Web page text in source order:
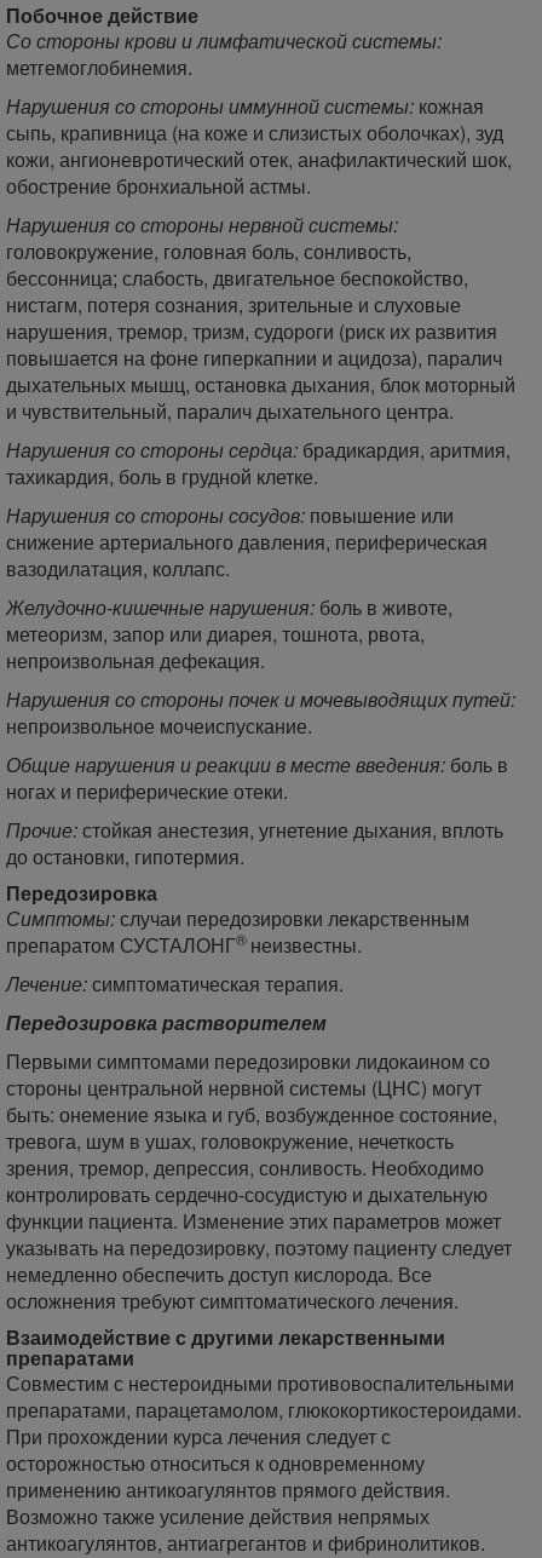
Побочное действие
Со стороны крови и лимфатической системы:
метгемоглобинемия.
Нарушения со стороны иммунной системы: кожная
сыпь, крапивница (на коже и слизистых оболочках), зуд
кожи, ангионевротический отек, анафилактический шок,
обострение бронхиальной астмы.
Нарушения со стороны нервной системы:
головокружение, головная боль, сонливость,
бессонница; слабость, двигательное беспокойство,
нистагм, потеря сознания, зрительные и слуховые
нарушения, тремор, тризм, судороги (риск их развития
повышается на фоне гиперкапнии и ацидоза), паралич
дыхательных мышц, остановка дыхания, блок моторный
и чувствительный, паралич дыхательного центра.
Нарушения со стороны сердца: брадикардия, аритмия,
тахикардия, боль в грудной клетке.
Нарушения со стороны сосудов: повышение или
снижение артериального давления, периферическая
вазодилатация, коллапс.
Желудочно-кишечные нарушения: боль в животе,
метеоризм, запор или диарея, тошнота, рвота,
непроизвольная дефекация.
Нарушения со стороны почек и мочевыводящих путей:
непроизвольное мочеиспускание.
Общие нарушения и реакции в месте введения: боль в
ногах и периферические отеки.
Прочие:стойкая анестезия, угнетение дыхания, вплоть
до остановки, гипотермия.
Передозировка
Симптомы:случаи передозировки лекарственным
препаратом СУСТАЛОНГ® неизвестны.
Лечение:симптоматическая терапия.
Передозировка растворителем
Первыми симптомами передозировки лидокаином со
стороны центральной нервной системы (ЦНС) могут
быть: онемение языка и губ, возбужденное состояние,
тревога, шум в ушах, головокружение, нечеткость
зрения, тремор, депрессия, сонливость. Необходимо
контролировать сердечно-сосудистую и дыхательную
функции пациента. Изменение этих параметров может
указывать на передозировку, поэтому пациенту следует
немедленно обеспечить доступ кислорода. Все
осложнения требуют симптоматического лечения.
Взаимодействие с другими лекарственными
препаратами
Совместим с нестероидными противовоспалительными
препаратами, парацетамолом, глюкокортикостероидами.
При прохождении курса лечения следует с
осторожностью относиться к одновременному
применению антикоагулянтов прямого действия.
Возможно также усиление действия непрямых
антикоагулянтов, антиагрегантов и фибринолитиков.